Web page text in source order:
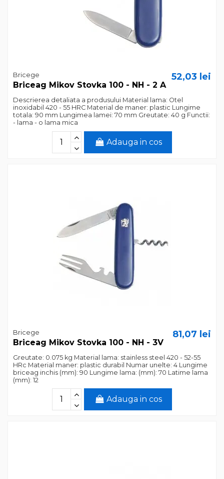
Bricege
Briceag Mikov Stovka 100 - NH - 2 A
52,03 lei
‎Descrierea detaliata a produsului‎ ‎Material lama: Otel
inoxidabil 420 - 55 HRC‎ ‎Material de maner: plastic‎ ‎Lungime
totala: 90 mm‎ ‎Lungimea lamei: 70 mm‎ ‎Greutate: 40 g‎ ‎Functii:‎
‎- lama‎ ‎- o lama mica‎
Adauga in cos
Bricege
Briceag Mikov Stovka 100 - NH - 3V
81,07 lei
Greutate: 0.075 kg Material lama: stainless steel 420 - 52-55
HRc Material maner: plastic durabil Numar unelte: 4 Lungime
briceag inchis (mm): 90 Lungime lama: (mm): 70 Latime lama
(mm): 12
Adauga in cos